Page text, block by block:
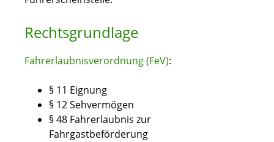
Rechtsgrundlage
Fahrerlaubnisverordnung (FeV):
§ 11 Eignung
§ 12Sehvermögen
§ 48 Fahrerlaubnis zur
Fahrgastbeförderung